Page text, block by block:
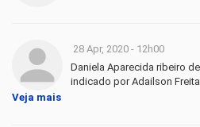
28 Apr, 2020 - 12h00
Daniela Aparecida ribeiro
indicado por Adailson
Veja mais